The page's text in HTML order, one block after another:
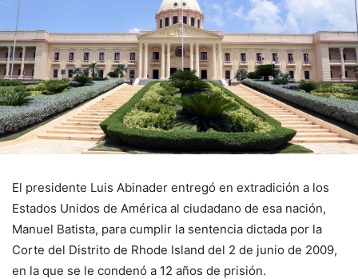
El presidente Luis Abinader entregó en extradición a los
Estados Unidos de América al ciudadano de esa nación,
Manuel Batista, para cumplir la sentencia dictada por la
Corte del Distrito de Rhode Island del 2 de junio de 2009,
en la que se le condenó a 12 años de prisión.